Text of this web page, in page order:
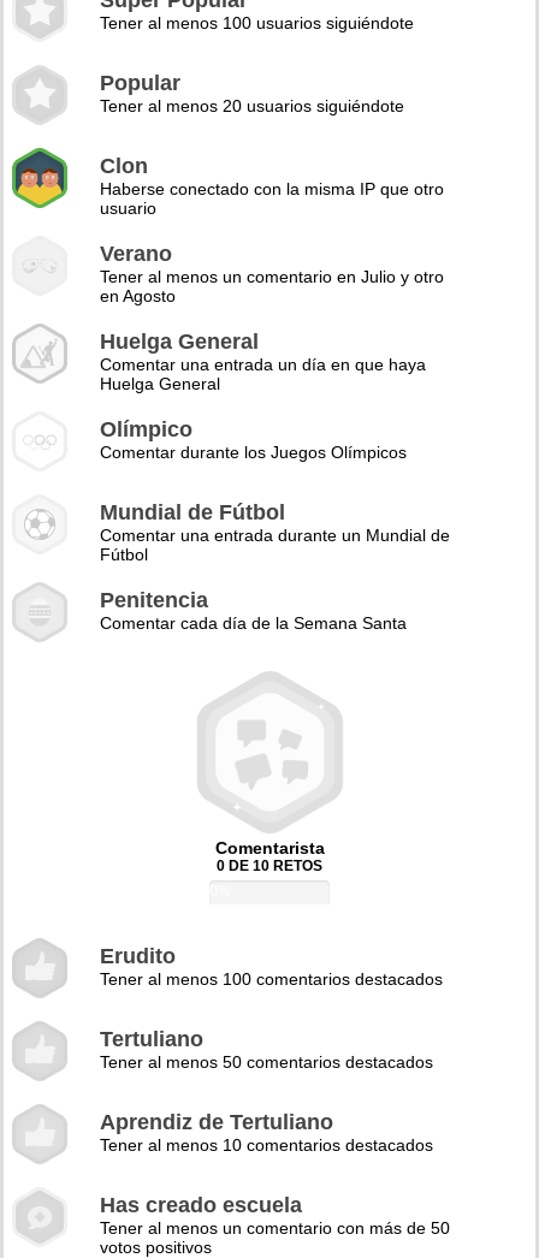
Tener al menos 100 usuarios siguiéndote
Popular
Tener al menos 20 usuarios siguiéndote
Clon
Haberse conectado con la misma IP que otro
usuario
Verano
Tener al menos un comentario en Julio y otro
en Agosto
Huelga General
Comentar una entrada un día en que haya
Huelga General
Olímpico
Comentar durante los Juegos Olímpicos
Mundial de Fútbol
Comentar una entrada durante un Mundial de
Fútbol
Penitencia
Comentar cada día de la Semana Santa
Comentarista
0 DE 10 RETOS
Erudito
Tener al menos 100 comentarios destacados
Tertuliano
Tener al menos 50 comentarios destacados
Aprendiz de Tertuliano
Tener al menos 10 comentarios destacados
Has creado escuela
Tener al menos un comentario con más de 50
votos positivos